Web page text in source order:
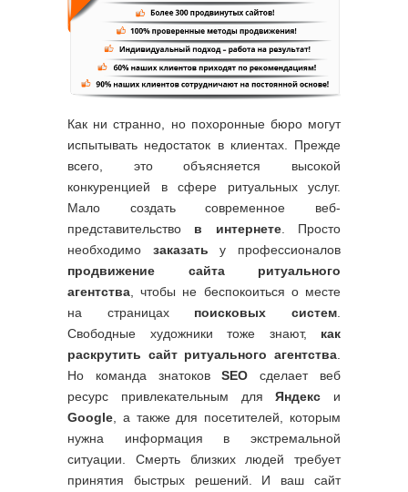
Как ни странно, но похоронные бюро могут
испытывать недостаток в клиентах. Прежде
всего, это объясняется высокой
конкуренцией в сфере ритуальных услуг.
Мало создать современное веб-
представительство в интернете. Просто
необходимо заказать у профессионалов
продвижение сайта ритуального
агентства , чтобы не беспокоиться о месте
на страницах поисковых систем
Свободные художники тоже знают, как
раскрутить сайт ритуального агентства
Но команда знатоковSEO сделает веб
ресурс привлекательным дляЯндекс и
Google , а также для посетителей, которым
нужна информация в экстремальной
ситуации. Смерть близких людей требует
принятия быстрых решений. И ваш сайт